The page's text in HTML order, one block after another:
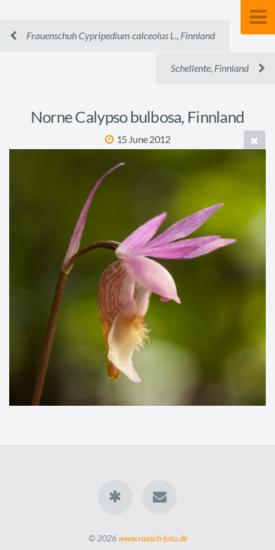
Frauenschuh Cypripedium calceolus L., Finnland
Schellente, Finnland
Norne Calypso bulbosa, Finnland
15 June 2012
© 2026www.raasch-foto.de